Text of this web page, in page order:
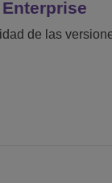
de las